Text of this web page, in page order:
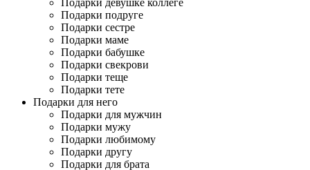
Подарки девушке коллеге
Подарки подруге
Подарки сестре
Подарки маме
Подарки бабушке
Подарки свекрови
Подарки теще
Подарки тете
Подарки для него
Подарки для мужчин
Подарки мужу
Подарки любимому
Подарки другу
Подарки для брата